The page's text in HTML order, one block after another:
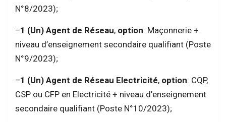
N°8/2023);
–1 (Un) Agent de Réseau, option: Maçonnerie +
niveau d’enseignement secondaire qualifiant (Poste
N°9/2023);
–1 (Un) Agent de Réseau Electricité, option: CQP,
CSP ou CFP en Electricité + niveau d’enseignement
secondaire qualifiant (Poste N°10/2023);